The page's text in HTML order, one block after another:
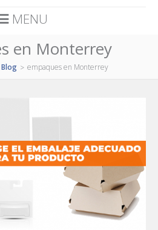
MENU
en Monterrey
Blog > empaques en Monterrey